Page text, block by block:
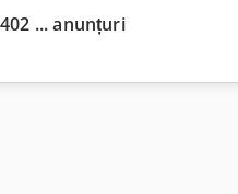
... anunțuri